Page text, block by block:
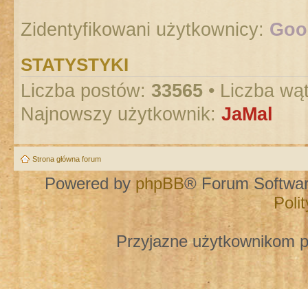
Zidentyfikowani użytkownicy:
STATYSTYKI
Liczba postów: 33565 • Liczba
Najnowszy użytkownik: JaMal
Strona główna forum
Powered by phpBB® Forum
Przyjazne użytkownikom